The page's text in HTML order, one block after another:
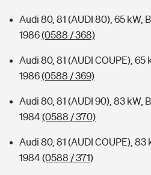
Audi 80, 81 (AUDI 80), 65 kW,
1986(0588 / 368)
Audi 80, 81 (AUDI COUPE), 65
1986(0588 / 369)
Audi 80, 81 (AUDI 90), 83 kW,
1984(0588 / 370)
Audi 80, 81 (AUDI COUPE), 83
1984(0588 / 371)